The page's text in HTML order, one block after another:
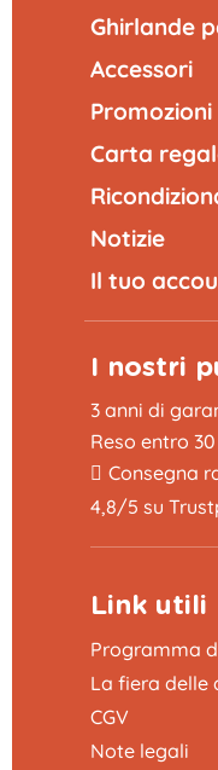
Ghirlande
Accessori
Promozioni
Carta
Notizie
Il tuo
I nostri
3 anni di
Reso entro
Consegna
4,8/5 su
Link utili
Programma
La fiera delle
CGV
Note legali